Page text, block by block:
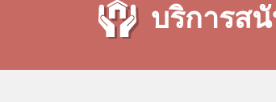
บริการส